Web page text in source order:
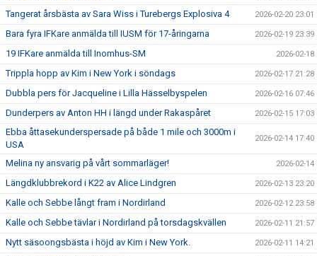
Tangerat årsbästa av Sara Wiss i Turebergs Explosiva 4 2026-02-20 23:01
Bara fyra IFKare anmälda till IUSM för 17-åringarna 2026-02-19 23:39
19 IFKare anmälda till Inomhus-SM 2026-02-18
Trippla hopp av Kim i New York i söndags 2026-02-17 21:28
Dubbla pers för Jacqueline i Lilla Hässelbyspelen 2026-02-16 07:46
Dunderpers av Anton HH i längd under Rakaspåret 2026-02-15 17:03
Ebba åttasekunderspersade på både 1 mile och 3000m i
USA
2026-02-14 17:40
Melina ny ansvarig på vårt sommarläger! 2026-02-14
Längdklubbrekord i K22 av Alice Lindgren 2026-02-13 23:20
Kalle och Sebbe långt fram i Nordirland 2026-02-12 23:58
Kalle och Sebbe tävlar i Nordirland på torsdagskvällen 2026-02-11 21:57
Nytt säsoongsbästa i höjd av Kim i New York. 2026-02-11 14:21